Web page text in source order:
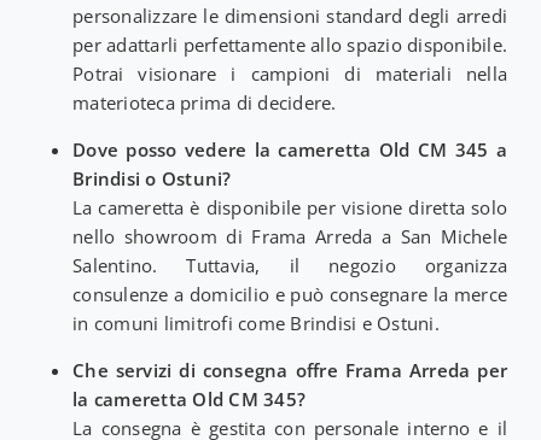
personalizzare le dimensioni standard degli arredi
per adattarli perfettamente allo spazio disponibile.
Potrai visionare i campioni di materiali nella
materioteca prima di decidere.
Dove posso vedere la cameretta Old CM 345 a
Brindisi o Ostuni?
La cameretta è disponibile per visione diretta solo
nello showroom di Frama Arreda a San Michele
Salentino. Tuttavia, il negozio organizza
consulenze a domicilio e può consegnare la merce
in comuni limitrofi come Brindisi e Ostuni.
Che servizi di consegna offre Frama Arreda per
la cameretta Old CM 345?
La consegna è gestita con personale interno e il